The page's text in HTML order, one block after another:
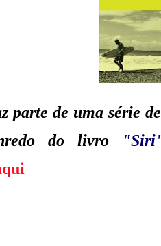
parte de uma série
do livro